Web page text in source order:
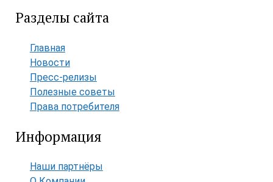
Разделы сайта
Главная
Новости
Пресс-релизы
Полезные советы
Права потребителя
Информация
Наши партнёры